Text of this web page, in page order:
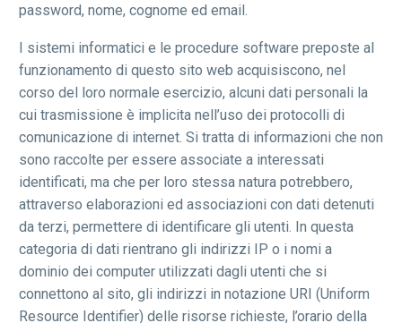
password, nome, cognome ed email.
I sistemi informatici e le procedure software preposte al
funzionamento di questo sito web acquisiscono, nel
corso del loro normale esercizio, alcuni dati personali la
cui trasmissione è implicita nell’uso dei protocolli di
comunicazione di internet. Si tratta di informazioni che non
sono raccolte per essere associate a interessati
identificati, ma che per loro stessa natura potrebbero,
attraverso elaborazioni ed associazioni con dati detenuti
da terzi, permettere di identificare gli utenti. In questa
categoria di dati rientrano gli indirizzi IP o i nomi a
dominio dei computer utilizzati dagli utenti che si
connettono al sito, gli indirizzi in notazione URI (Uniform
Resource Identifier) delle risorse richieste, l’orario della